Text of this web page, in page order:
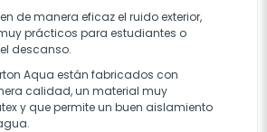
de manera eficaz el ruido exterior,
prácticos para estudiantes o
descanso.
Aqua están fabricados con
calidad, un material muy
y que permite un buen aislamiento